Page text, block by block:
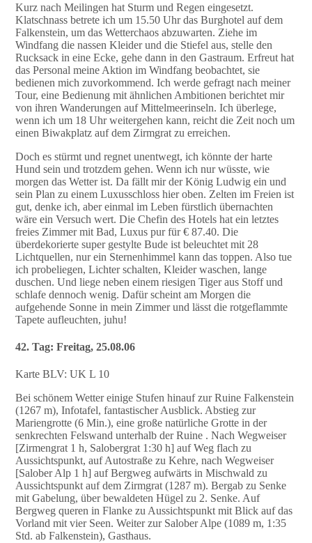
Kurz nach Meilingen hat Sturm und Regen eingesetzt.
Klatschnass betrete ich um 15.50 Uhr das Burghotel auf dem
Falkenstein, um das Wetterchaos abzuwarten. Ziehe im
Windfang die nassen Kleider und die Stiefel aus, stelle den
Rucksack in eine Ecke, gehe dann in den Gastraum. Erfreut hat
das Personal meine Aktion im Windfang beobachtet, sie
bedienen mich zuvorkommend. Ich werde gefragt nach meiner
Tour, eine Bedienung mit ähnlichen Ambitionen berichtet mir
von ihren Wanderungen auf Mittelmeerinseln. Ich überlege,
wenn ich um 18 Uhr weitergehen kann, reicht die Zeit noch um
einen Biwakplatz auf dem Zirmgrat zu erreichen.
Doch es stürmt und regnet unentwegt, ich könnte der harte
Hund sein und trotzdem gehen. Wenn ich nur wüsste, wie
morgen das Wetter ist. Da fällt mir der König Ludwig ein und
sein Plan zu einem Luxusschloss hier oben. Zelten im Freien ist
gut, denke ich, aber einmal im Leben fürstlich übernachten
wäre ein Versuch wert. Die Chefin des Hotels hat ein letztes
freies Zimmer mit Bad, Luxus pur für € 87.40. Die
überdekorierte super gestylte Bude ist beleuchtet mit 28
Lichtquellen, nur ein Sternenhimmel kann das toppen. Also tue
ich probeliegen, Lichter schalten, Kleider waschen, lange
duschen. Und liege neben einem riesigen Tiger aus Stoff und
schlafe dennoch wenig. Dafür scheint am Morgen die
aufgehende Sonne in mein Zimmer und lässt die rotgeflammte
Tapete aufleuchten, juhu!
42. Tag: Freitag, 25.08.06
Karte BLV: UK L 10
Bei schönem Wetter einige Stufen hinauf zur Ruine Falkenstein
(1267 m), Infotafel, fantastischer Ausblick. Abstieg zur
Mariengrotte (6 Min.), eine große natürliche Grotte in der
senkrechten Felswand unterhalb der Ruine . Nach Wegweiser
[Zirmengrat 1 h, Salobergrat 1:30 h] auf Weg flach zu
Aussichtspunkt, auf Autostraße zu Kehre, nach Wegweiser
[Salober Alp 1 h] auf Bergweg aufwärts in Mischwald zu
Aussichtspunkt auf dem Zirmgrat (1287 m). Bergab zu Senke
mit Gabelung, über bewaldeten Hügel zu 2. Senke. Auf
Bergweg queren in Flanke zu Aussichtspunkt mit Blick auf das
Vorland mit vier Seen. Weiter zur Salober Alpe (1089 m, 1:35
Std. ab Falkenstein), Gasthaus.